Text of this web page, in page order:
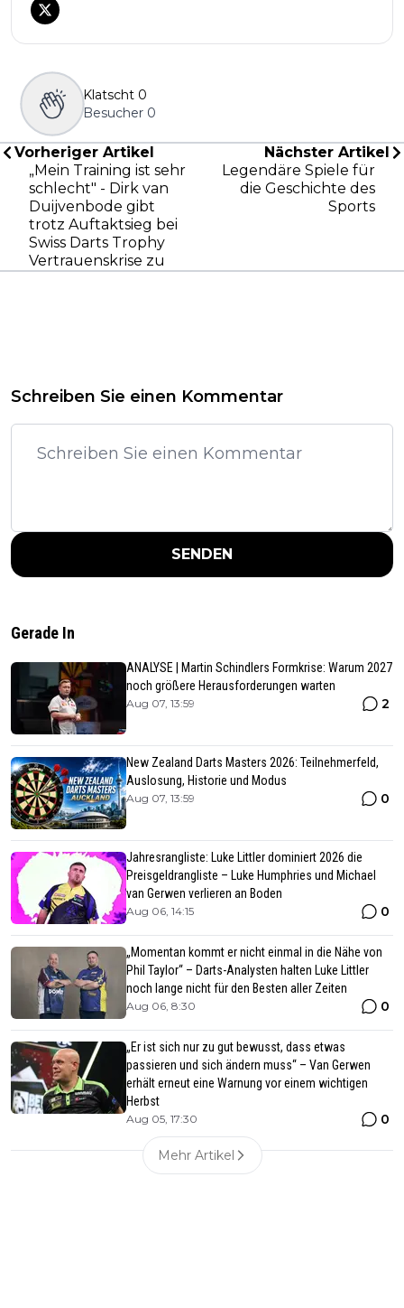
Klatscht 0
Besucher 0
Vorheriger Artikel
„Mein Training ist sehr
schlecht" - Dirk van
Duijvenbode gibt
trotz Auftaktsieg bei
Swiss Darts Trophy
Vertrauenskrise zu
Nächster Artikel
Legendäre Spiele für
die Geschichte des
Sports
Schreiben Sie einen Kommentar
SENDEN
Gerade In
ANALYSE | Martin Schindlers Formkrise: Warum 2027
noch größere Herausforderungen warten
Aug 07, 13:59 2
New Zealand Darts Masters 2026: Teilnehmerfeld,
Auslosung, Historie und Modus
Aug 07, 13:59 0
Jahresrangliste: Luke Littler dominiert 2026 die
Preisgeldrangliste – Luke Humphries und Michael
van Gerwen verlieren an Boden
Aug 06, 14:15 0
„Momentan kommt er nicht einmal in die Nähe von
Phil Taylor“ – Darts-Analysten halten Luke Littler
noch lange nicht für den Besten aller Zeiten
Aug 06, 8:30 0
„Er ist sich nur zu gut bewusst, dass etwas
passieren und sich ändern muss“ – Van Gerwen
erhält erneut eine Warnung vor einem wichtigen
Herbst
Aug 05, 17:30 0
Mehr Artikel